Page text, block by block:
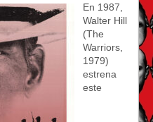
En 1987,
Walter Hill
(The
Warriors,
1979)
estrena
este